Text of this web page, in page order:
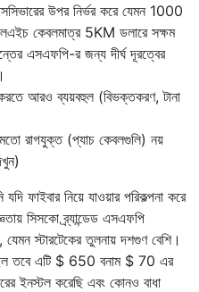
উপর নির্ভর করে যেমন 1000
কেবলমাত্র 5KM ডলারে সক্ষম
এসএফপি-র জন্য দীর্ঘ দূরত্বের
আরও ব্যয়বহুল (বিভক্তকরণ, টানা
মতো রাগযুক্ত (প্যাচ কেবলগুলি) নয়
ফাইবার নিয়ে যাওয়ার পরিকল্পনা করে
সিসকো ব্র্যান্ডেড এসএফপি
যেমন স্টারটেকের তুলনায় দশগুণ বেশি।
তবে এটি $ 650 বনাম $ 70 এর
ইনস্টল করেছি এবং কোনও বাধা